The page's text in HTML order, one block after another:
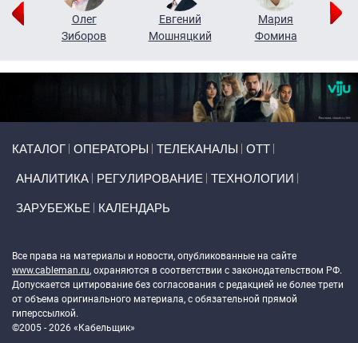
Олег
Зиборов
Евгений
Мошняцкий
Мария
Фомина
КАТАЛОГ ОПЕРАТОРЫ ТЕЛЕКАНАЛЫ ОТТ
АНАЛИТИКА РЕГУЛИРОВАНИЕ ТЕХНОЛОГИИ
ЗАРУБЕЖЬЕ КАЛЕНДАРЬ
Все права на материалы и новости, опубликованные на сайте
www.cableman.ru, охраняются в соответствии с законодательством РФ.
Допускается цитирование без согласования с редакцией не более трети
от объема оригинального материала, с обязательной прямой
гиперссылкой.
©2005 - 2026 «Кабельщик»